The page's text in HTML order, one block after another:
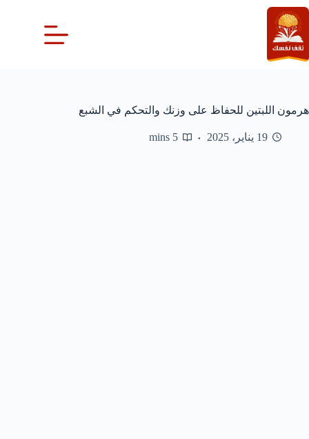
التجاوز
إلى
المحتوى
هرمون اللبتين للحفاظ على وزنك والتحكم في الشبع
19 يناير، 2025 5 mins